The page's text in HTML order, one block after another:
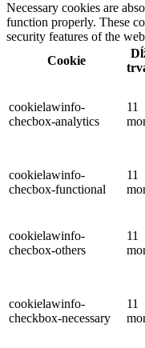
Necessary cookies are
function properly. These
security features of the
Cookie
cookielawinfo-
checbox-analytics
11
cookielawinfo-
checbox-functional
11
cookielawinfo-
checbox-others
11
cookielawinfo-
checkbox-necessary
11